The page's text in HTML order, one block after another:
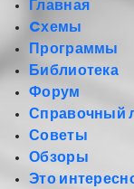
Главная
Cхемы
Программы
Библиотека
Форум
Справочный
Советы
Обзоры
Это